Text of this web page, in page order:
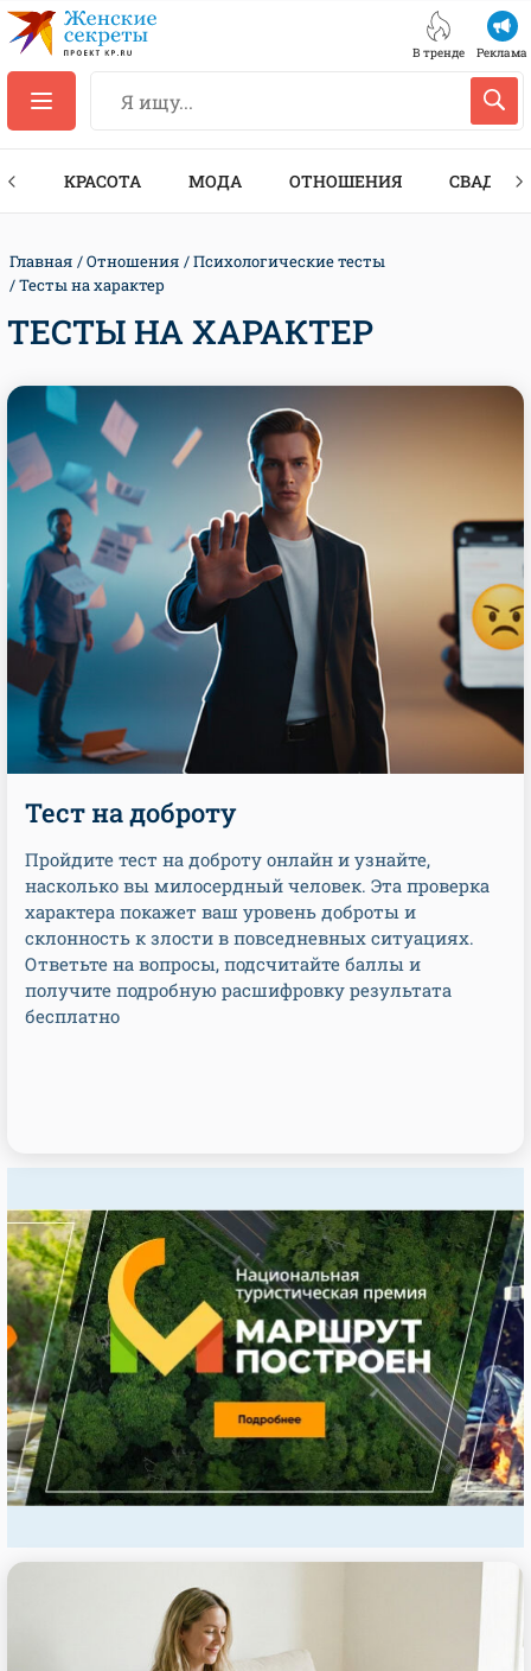
В тренде Реклама
КРАСОТА МОДА ОТНОШЕНИЯ СВАДЬБА
Главная Отношения
Психологические тесты
Тесты на характер
ТЕСТЫ НА ХАРАКТЕР
Тест на доброту
Пройдите тест на доброту онлайн и узнайте,
насколько вы милосердный человек. Эта проверка
характера покажет ваш уровень доброты и
склонность к злости в повседневных ситуациях.
Ответьте на вопросы, подсчитайте баллы и
получите подробную расшифровку результата
бесплатно